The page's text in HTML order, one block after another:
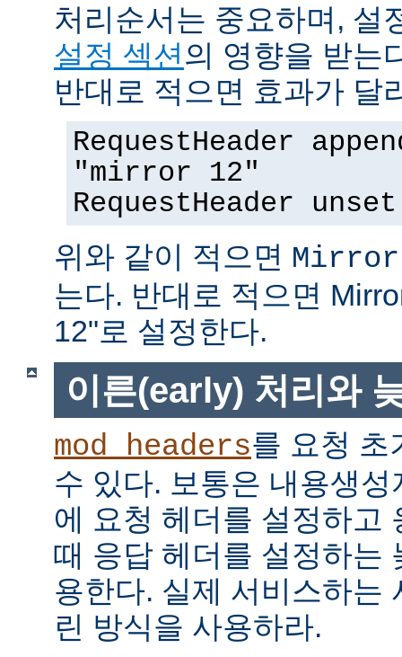
처리순서는 중요하며, 설
설정 섹션의 영향을 받는
반대로 적으면 효과가 달
RequestHeader
"mirror 12"
RequestHeader
위와 같이 적으면
는다. 반대로 적으면
12"로 설정한다.
이른(early) 처리와
mod_headers를 요청 초
수 있다. 보통은 내용생
에 요청 헤더를 설정하고
때 응답 헤더를 설정하는
용한다. 실제 서비스하는
린 방식을 사용하라.